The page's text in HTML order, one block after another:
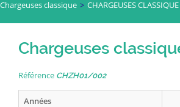
Chargeuses classique
CHARGEUSES
Chargeuses
Référence CHZH01/002
Années